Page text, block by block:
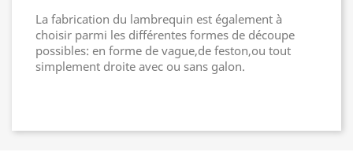
La fabrication du lambrequin est également à
choisir parmi les différentes formes de découpe
possibles: en forme de vague,de feston,ou tout
simplement droite avec ou sans galon.